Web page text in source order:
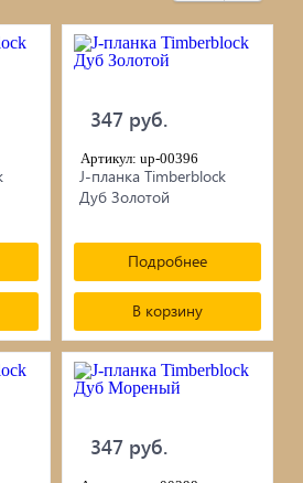
347 руб.
Артикул: up-00396
J-планка Timberblock
Дуб Золотой
Подробнее
В корзину
347 руб.